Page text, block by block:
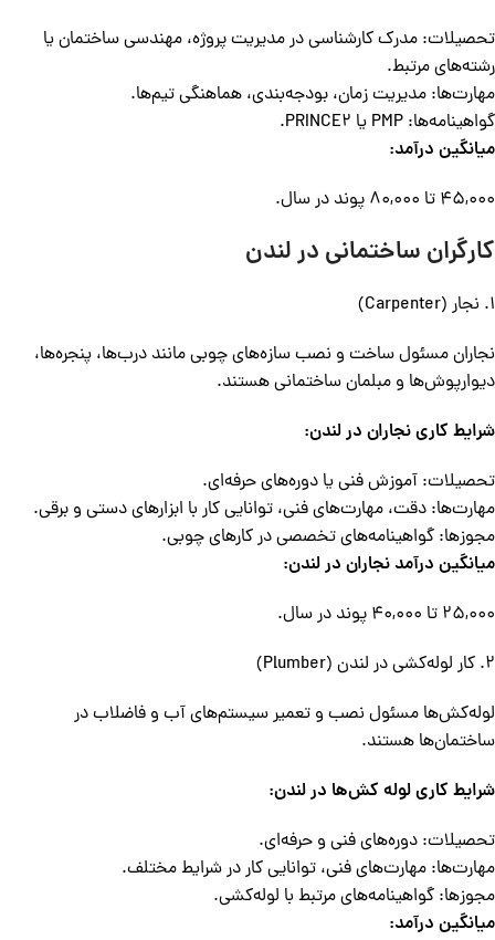
تحصیلات: مدرک کارشناسی در مدیریت پروژه، مهندسی ساختمان یا
رشته‌های مرتبط.
مهارت‌ها: مدیریت زمان، بودجه‌بندی، هماهنگی تیم‌ها.
گواهینامه‌ها: PMP یا PRINCE2.
میانگین درآمد:
45,000 تا 80,000 پوند در سال.
کارگران ساختمانی در لندن
1. نجار (Carpenter)
نجاران مسئول ساخت و نصب سازه‌های چوبی مانند درب‌ها، پنجره‌ها،
دیوارپوش‌ها و مبلمان ساختمانی هستند.
شرایط کاری نجاران در لندن:
تحصیلات: آموزش فنی یا دوره‌های حرفه‌ای.
مهارت‌ها: دقت، مهارت‌های فنی، توانایی کار با ابزارهای دستی و برقی.
مجوزها: گواهینامه‌های تخصصی در کارهای چوبی.
میانگین درآمد نجاران در لندن:
25,000 تا 40,000 پوند در سال.
2. کار لوله‌کشی در لندن (Plumber)
لوله‌کش‌ها مسئول نصب و تعمیر سیستم‌های آب و فاضلاب در
ساختمان‌ها هستند.
شرایط کاری لوله کش‌ها در لندن:
تحصیلات: دوره‌های فنی و حرفه‌ای.
مهارت‌ها: مهارت‌های فنی، توانایی کار در شرایط مختلف.
مجوزها: گواهینامه‌های مرتبط با لوله‌کشی.
میانگین درآمد: